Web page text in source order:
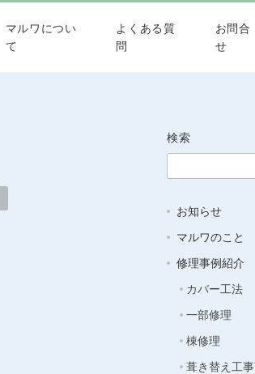
マルワについ
て
よくある質
問
お問合
せ
検索
お知らせ
マルワのこと
修理事例紹介
カバー工法
一部修理
棟修理
葺き替え工事